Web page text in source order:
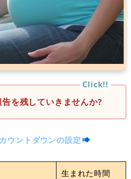
を残していきませんか?
ウントダウンの設定
生まれた時間